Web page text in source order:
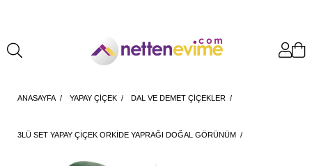
ANASAYFA YAPAY ÇİÇEK DAL VE DEMET ÇİÇEKLER
3LÜ SET YAPAY ÇIÇEK ORKIDE YAPRAĞI DOĞAL GÖRÜNÜM